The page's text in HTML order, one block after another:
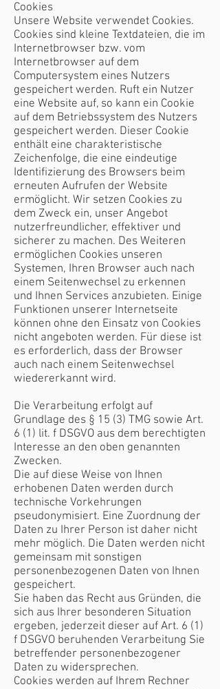
Cookies
Unsere Website verwendet Cookies.
Cookies sind kleine Textdateien, die im
Internetbrowser bzw. vom
Internetbrowser auf dem
Computersystem eines Nutzers
gespeichert werden. Ruft ein Nutzer
eine Website auf, so kann ein Cookie
auf dem Betriebssystem des Nutzers
gespeichert werden. Dieser Cookie
enthält eine charakteristische
Zeichenfolge, die eine eindeutige
Identifizierung des Browsers beim
erneuten Aufrufen der Website
ermöglicht. Wir setzen Cookies zu
dem Zweck ein, unser Angebot
nutzerfreundlicher, effektiver und
sicherer zu machen. Des Weiteren
ermöglichen Cookies unseren
Systemen, Ihren Browser auch nach
einem Seitenwechsel zu erkennen
und Ihnen Services anzubieten. Einige
Funktionen unserer Internetseite
können ohne den Einsatz von Cookies
nicht angeboten werden. Für diese ist
es erforderlich, dass der Browser
auch nach einem Seitenwechsel
wiedererkannt wird.
Die Verarbeitung erfolgt auf
Grundlage des § 15 (3) TMG sowie Art.
6 (1) lit. f DSGVO aus dem berechtigten
Interesse an den oben genannten
Zwecken.
Die auf diese Weise von Ihnen
erhobenen Daten werden durch
technische Vorkehrungen
pseudonymisiert. Eine Zuordnung der
Daten zu Ihrer Person ist daher nicht
mehr möglich. Die Daten werden nicht
gemeinsam mit sonstigen
personenbezogenen Daten von Ihnen
gespeichert.
Sie haben das Recht aus Gründen, die
sich aus Ihrer besonderen Situation
ergeben, jederzeit dieser auf Art. 6 (1)
f DSGVO beruhenden Verarbeitung Sie
betreffender personenbezogener
Daten zu widersprechen.
Cookies werden auf Ihrem Rechner